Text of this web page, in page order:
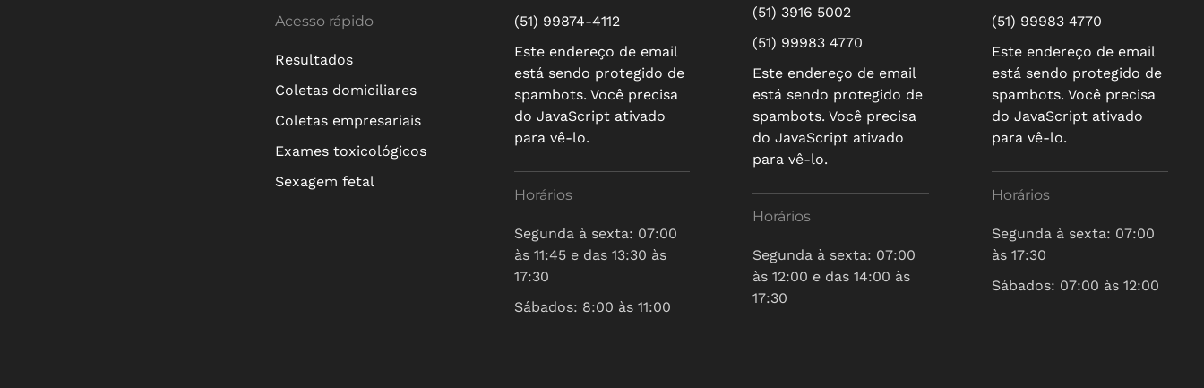
Acesso rápido
Resultados
Coletas domiciliares
Coletas empresariais
Exames toxicológicos
Sexagem fetal
(51) 99874-4112
Este endereço de email
está sendo protegido de
spambots. Você precisa
do JavaScript ativado
para vê-lo.
Horários
Segunda à sexta: 07:00
às 11:45 e das 13:30 às
17:30
Sábados: 8:00 às 11:00
(51) 3916 5002
(51) 99983 4770
Este endereço de email
está sendo protegido de
spambots. Você precisa
do JavaScript ativado
para vê-lo.
Horários
Segunda à sexta: 07:00
às 12:00 e das 14:00 às
17:30
(51) 99983 4770
Este endereço de email
está sendo protegido de
spambots. Você precisa
do JavaScript ativado
para vê-lo.
Horários
Segunda à sexta: 07:00
às 17:30
Sábados: 07:00 às 12:00